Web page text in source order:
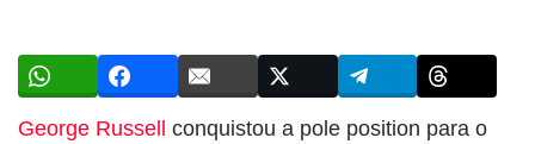
George Russell conquistou a pole position para o